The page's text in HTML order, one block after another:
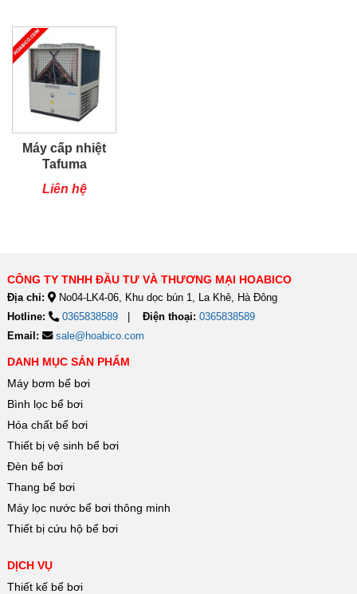
Máy cấp nhiệt
Tafuma
TSQ80RP
Liên hệ
CÔNG TY TNHH ĐẦU TƯ VÀ THƯƠNG MẠI HOABICO
Địa chỉ:
No04-LK4-06, Khu dọc bún 1, La Khê, Hà Đông
Hotline:
0365838589 Điện thoại: 0365838589
Email:
sale@hoabico.com
DANH MỤC SẢN PHẨM
Máy bơm bể bơi
Bình lọc bể bơi
Hóa chất bể bơi
Thiết bị vệ sinh bể bơi
Đèn bể bơi
Thang bể bơi
Máy lọc nước bể bơi thông minh
Thiết bị cứu hộ bể bơi
DỊCH VỤ
Thiết kế bể bơi